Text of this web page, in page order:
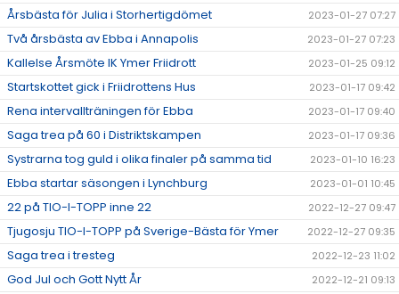
Årsbästa för Julia i Storhertigdömet 2023-01-27 07:27
Två årsbästa av Ebba i Annapolis 2023-01-27 07:23
Kallelse Årsmöte IK Ymer Friidrott 2023-01-25 09:12
Startskottet gick i Friidrottens Hus 2023-01-17 09:42
Rena intervallträningen för Ebba 2023-01-17 09:40
Saga trea på 60 i Distriktskampen 2023-01-17 09:36
Systrarna tog guld i olika finaler på samma tid 2023-01-10 16:23
Ebba startar säsongen i Lynchburg 2023-01-01 10:45
22 på TIO-I-TOPP inne 22 2022-12-27 09:47
Tjugosju TIO-I-TOPP på Sverige-Bästa för Ymer 2022-12-27 09:35
Saga trea i tresteg 2022-12-23 11:02
God Jul och Gott Nytt År 2022-12-21 09:13